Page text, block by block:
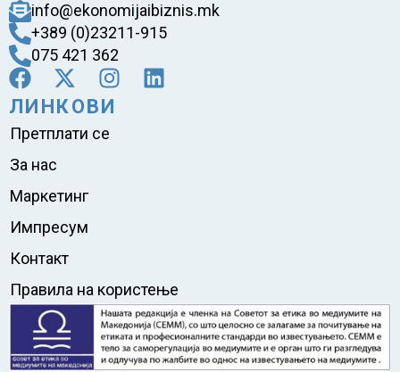
info@ekonomijaibiznis.mk
+389 (0)23211-915
075 421 362
ЛИНКОВИ
Претплати се
За нас
Маркетинг
Импресум
Контакт
Правила на користење